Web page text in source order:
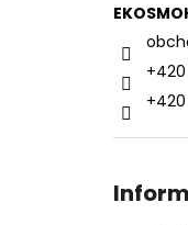
+420
+420